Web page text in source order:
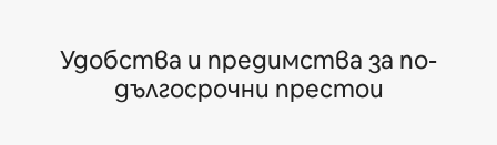
Удобства и предимства за по-
дългосрочни престои